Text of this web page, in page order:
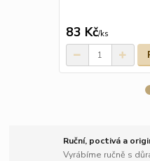
83 Kč/ks
Ruční, poctivá a
Vyrábíme ručně s